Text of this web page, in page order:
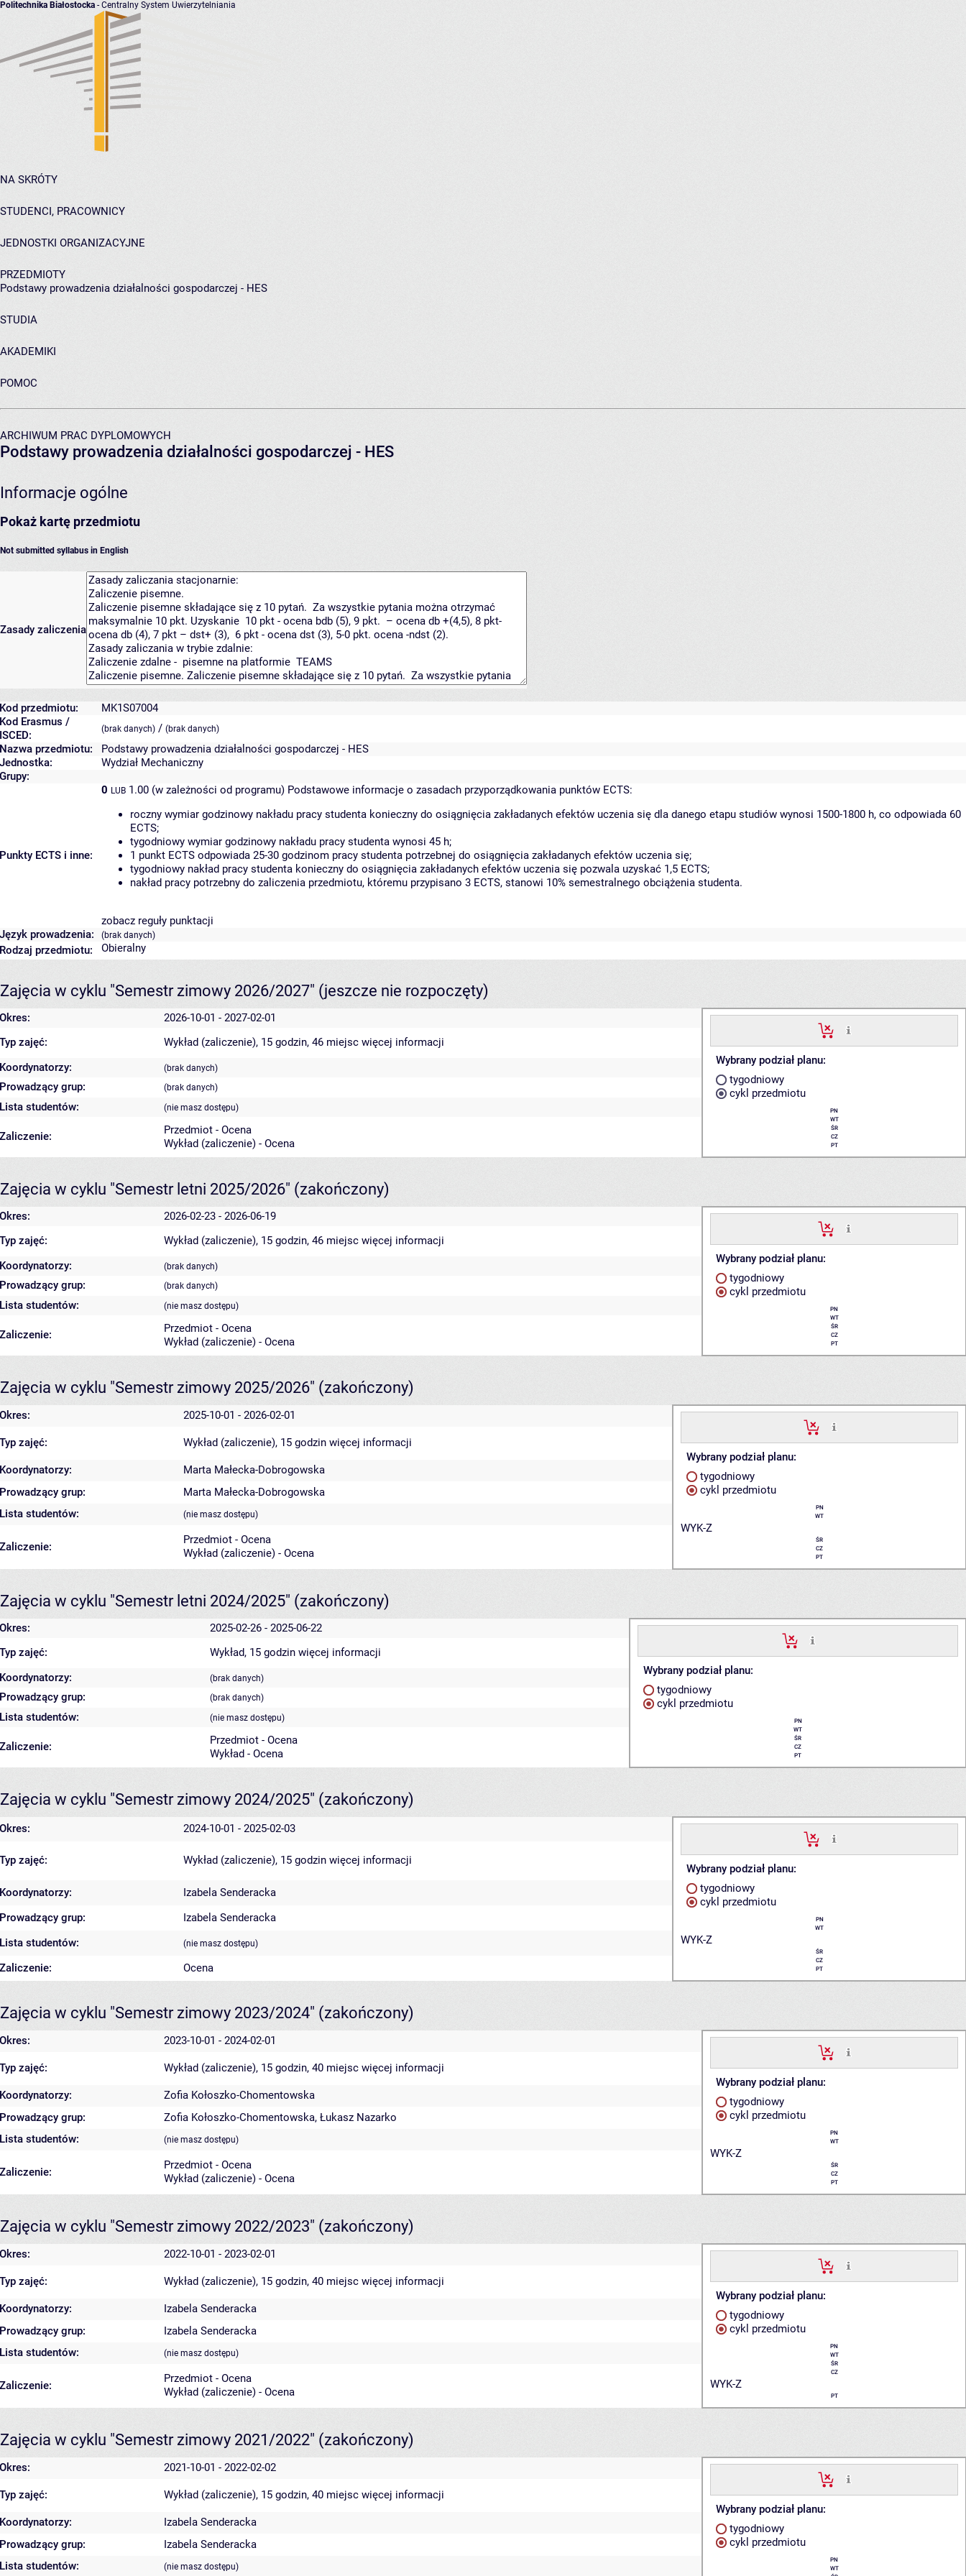
Politechnika Białostocka - Centralny System Uwierzytelniania
NA SKRÓTY
STUDENCI, PRACOWNICY
JEDNOSTKI ORGANIZACYJNE
PRZEDMIOTY
Podstawy prowadzenia działalności gospodarczej - HES
STUDIA
AKADEMIKI
POMOC
ARCHIWUM PRAC DYPLOMOWYCH
Podstawy prowadzenia działalności gospodarczej - HES
Informacje ogólne
Pokaż kartę przedmiotu
Not submitted syllabus in English
Zasady zaliczenia
Kod przedmiotu:
MK1S07004
Kod Erasmus /
ISCED:
(brak danych) / (brak danych)
Nazwa przedmiotu:
Podstawy prowadzenia działalności gospodarczej - HES
Jednostka:
Wydział Mechaniczny
Grupy:
Punkty ECTS i inne:
0 LUB 1.00 (w zależności od programu) Podstawowe informacje o zasadach przyporządkowania punktów ECTS:
roczny wymiar godzinowy nakładu pracy studenta konieczny do osiągnięcia zakładanych efektów uczenia się dla danego etapu studiów wynosi 1500-1800 h, co odpowiada 60
ECTS;
tygodniowy wymiar godzinowy nakładu pracy studenta wynosi 45 h;
1 punkt ECTS odpowiada 25-30 godzinom pracy studenta potrzebnej do osiągnięcia zakładanych efektów uczenia się;
tygodniowy nakład pracy studenta konieczny do osiągnięcia zakładanych efektów uczenia się pozwala uzyskać 1,5 ECTS;
nakład pracy potrzebny do zaliczenia przedmiotu, któremu przypisano 3 ECTS, stanowi 10% semestralnego obciążenia studenta.
zobacz reguły punktacji
Język prowadzenia:
(brak danych)
Rodzaj przedmiotu: Obieralny
Zajęcia w cyklu "Semestr zimowy 2026/2027" (jeszcze nie rozpoczęty)
Okres: 2026-10-01 - 2027-02-01
Wybrany podział planu:
tygodniowy
cykl przedmiotu
PN
WT
ŚR
CZ
PT
Typ zajęć: Wykład (zaliczenie), 15 godzin, 46 miejsc więcej informacji
Koordynatorzy:
(brak danych)
Prowadzący grup: (brak danych)
Lista studentów: (nie masz dostępu)
Zaliczenie:
Przedmiot - Ocena
Wykład (zaliczenie) - Ocena
Zajęcia w cyklu "Semestr letni 2025/2026" (zakończony)
Okres: 2026-02-23 - 2026-06-19
Wybrany podział planu:
tygodniowy
cykl przedmiotu
PN
WT
ŚR
CZ
PT
Typ zajęć: Wykład (zaliczenie), 15 godzin, 46 miejsc więcej informacji
Koordynatorzy:
(brak danych)
Prowadzący grup: (brak danych)
Lista studentów: (nie masz dostępu)
Zaliczenie:
Przedmiot - Ocena
Wykład (zaliczenie) - Ocena
Zajęcia w cyklu "Semestr zimowy 2025/2026" (zakończony)
Okres: 2025-10-01 - 2026-02-01
Wybrany podział planu:
tygodniowy
cykl przedmiotu
PN
WT
WYK-Z
ŚR
CZ
PT
Typ zajęć: Wykład (zaliczenie), 15 godzin więcej informacji
Koordynatorzy:
Marta Małecka-Dobrogowska
Prowadzący grup:
Marta Małecka-Dobrogowska
Lista studentów:
(nie masz dostępu)
Zaliczenie:
Przedmiot - Ocena
Wykład (zaliczenie) - Ocena
Zajęcia w cyklu "Semestr letni 2024/2025" (zakończony)
Okres: 2025-02-26 - 2025-06-22
Wybrany podział planu:
tygodniowy
cykl przedmiotu
PN
WT
ŚR
CZ
PT
Typ zajęć: Wykład, 15 godzin więcej informacji
Koordynatorzy:
(brak danych)
Prowadzący grup: (brak danych)
Lista studentów: (nie masz dostępu)
Zaliczenie:
Przedmiot - Ocena
Wykład - Ocena
Zajęcia w cyklu "Semestr zimowy 2024/2025" (zakończony)
Okres: 2024-10-01 - 2025-02-03
Wybrany podział planu:
tygodniowy
cykl przedmiotu
PN
WT
WYK-Z
ŚR
CZ
PT
Typ zajęć: Wykład (zaliczenie), 15 godzin więcej informacji
Koordynatorzy:
Izabela Senderacka
Prowadzący grup:
Izabela Senderacka
Lista studentów:
(nie masz dostępu)
Zaliczenie: Ocena
Zajęcia w cyklu "Semestr zimowy 2023/2024" (zakończony)
Okres: 2023-10-01 - 2024-02-01
Wybrany podział planu:
tygodniowy
cykl przedmiotu
PN
WT
WYK-Z
ŚR
CZ
PT
Typ zajęć: Wykład (zaliczenie), 15 godzin, 40 miejsc więcej informacji
Koordynatorzy:
Zofia Kołoszko-Chomentowska
Prowadzący grup:
Zofia Kołoszko-Chomentowska, Łukasz Nazarko
Lista studentów:
(nie masz dostępu)
Zaliczenie:
Przedmiot - Ocena
Wykład (zaliczenie) - Ocena
Zajęcia w cyklu "Semestr zimowy 2022/2023" (zakończony)
Okres: 2022-10-01 - 2023-02-01
Wybrany podział planu:
tygodniowy
cykl przedmiotu
PN
WT
ŚR
CZ
WYK-Z
PT
Typ zajęć: Wykład (zaliczenie), 15 godzin, 40 miejsc więcej informacji
Koordynatorzy:
Izabela Senderacka
Prowadzący grup:
Izabela Senderacka
Lista studentów:
(nie masz dostępu)
Zaliczenie:
Przedmiot - Ocena
Wykład (zaliczenie) - Ocena
Zajęcia w cyklu "Semestr zimowy 2021/2022" (zakończony)
Okres: 2021-10-01 - 2022-02-02
Wybrany podział planu:
tygodniowy
cykl przedmiotu
PN
WT
Typ zajęć: Wykład (zaliczenie), 15 godzin, 40 miejsc więcej informacji
Koordynatorzy:
Izabela Senderacka
Prowadzący grup:
Izabela Senderacka
Lista studentów:
(nie masz dostępu)